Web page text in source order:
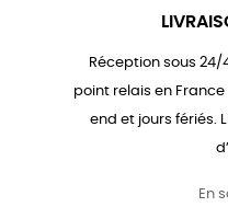
Réception sous 24/
point relais en
end et jours fériés.
En